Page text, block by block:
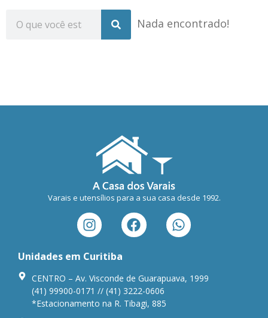
Nada encontrado!
Varais e utensílios para a sua casa desde 1992.
Unidades em Curitiba
CENTRO – Av. Visconde de Guarapuava, 1999
(41) 99900-0171 // (41) 3222-0606
*Estacionamento na R. Tibagi, 885